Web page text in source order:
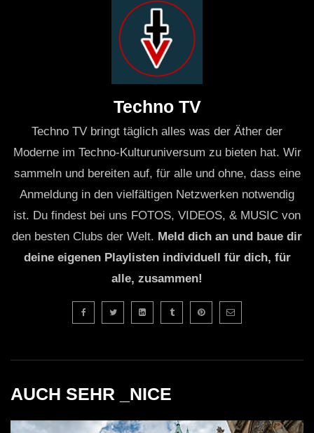
Techno TV
Techno TV bringt täglich alles was der Äther der
Moderne im Techno-Kulturuniversum zu bieten hat. Wir
sammeln und bereiten auf, für alle und ohne, dass eine
Anmeldung in den vielfältigen Netzwerken notwendig
ist. Du findest bei uns FOTOS, VIDEOS, & MUSIC von
den besten Clubs der Welt. Meld dich an und baue dir
deine eigenen Playlisten individuell für dich, für
alle, zusammen!
AUCH SEHR _NICE